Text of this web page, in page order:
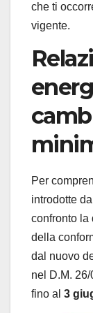
che ti
vigente.
Per
introdotte
confronto la
della
dal nuovo
nel D.M.
fino al 3